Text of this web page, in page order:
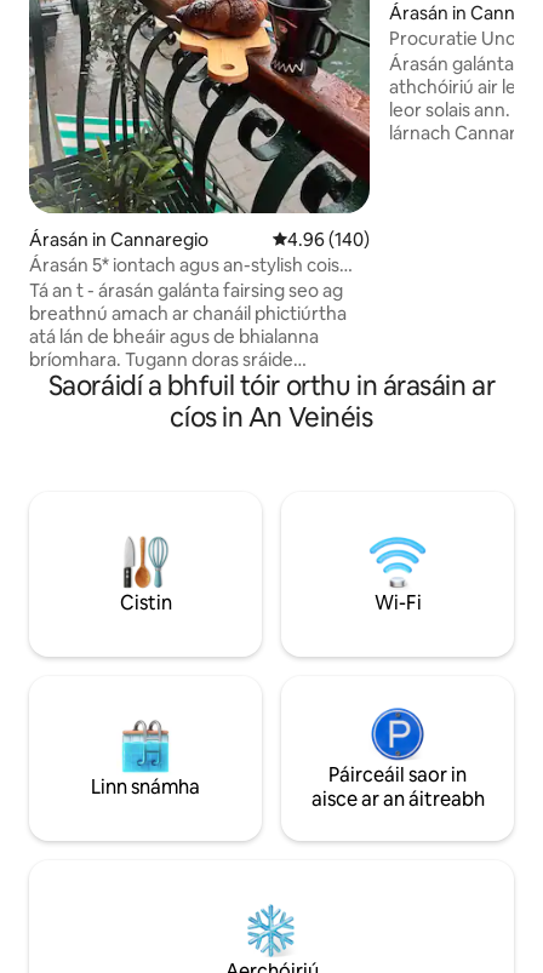
Árasán in Cannaregio Meánrátáil 4.96 as 5, 140
4.96 (140)
Árasán 5* iontach agus an-stylish cois
canála!
Tá an t - árasán galánta fairsing seo ag
breathnú amach ar chanáil phictiúrtha
atá lán de bheáir agus de bhialanna
bríomhara. Tugann doras sráide
príobháideach isteach i limistéar fóntais
ar urlár na talún thú (Nigh & triomadóir)
ansin thuas staighre téann tú isteach i
sheomra folctha, ceann ina bhfuil
folcadán sómasach saorsheasaimh. Tá
leaba thoilg dhúbailte chompordach
againn sa seomra suí freisin ar féidir léi
Árasán in
Procuratie Uno,
Geal
Árasán galánta,
athchóiriú air le
leor solais ann.
lárnach
iomlán.
Saoráidí a bhfuil tóir orthu in árasáin ar
cíos in An Veinéis
Cistin Wi-Fi
Linn snámha
Páirceáil saor in
aisce ar an áitreabh